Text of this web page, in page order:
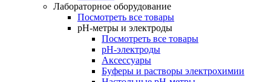
Лабораторное оборудование
Посмотреть все товары
pH-метры и электроды
Посмотреть все товары
pH-электроды
Аксессуары
Буферы и растворы электрохимии